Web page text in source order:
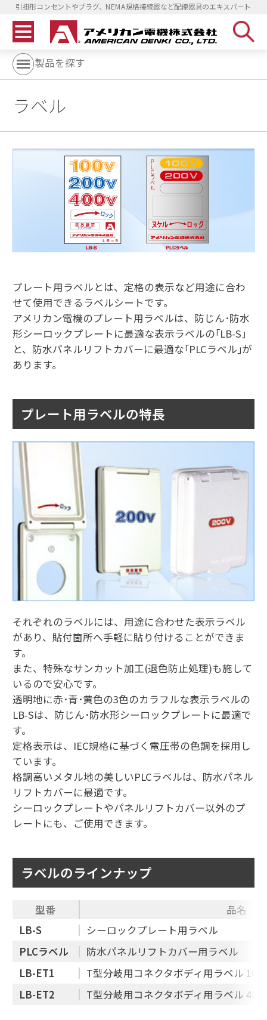
引掛形コンセントやプラグ、NEMA規格接続器など配線器具のエキスパート
製品を探す
ラベル
プレート用ラベルとは、定格の表示など用途に合わ
せて使用できるラベルシートです。
アメリカン電機のプレート用ラベルは、防じん･防水
形シーロックプレートに最適な表示ラベルの｢LB-S｣
と、防水パネルリフトカバーに最適な｢PLCラベル｣が
あります。
プレート用ラベルの特長
それぞれのラベルには、用途に合わせた表示ラベル
があり、貼付箇所へ手軽に貼り付けることができま
す。
また、特殊なサンカット加工(退色防止処理)も施して
いるので安心です。
透明地に赤･青･黄色の3色のカラフルな表示ラベルの
LB-Sは、防じん･防水形シーロックプレートに最適で
す。
定格表示は、IEC規格に基づく電圧帯の色調を採用し
ています。
格調高いメタル地の美しいPLCラベルは、防水パネル
リフトカバーに最適です。
シーロックプレートやパネルリフトカバー以外のプ
レートにも、ご使用できます。
ラベルのラインナップ
型番
品名
LB-S
シーロックプレート用ラベル
PLCラベル
防水パネルリフトカバー用ラベル
LB-ET1
T型分岐用コネクタボディ用ラベル
LB-ET2
T型分岐用コネクタボディ用ラベル